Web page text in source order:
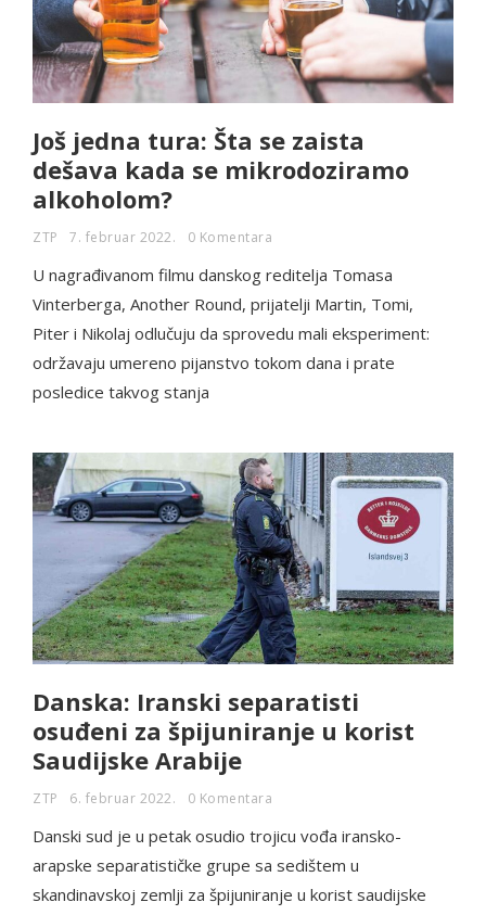
Još jedna tura: Šta se zaista
dešava kada se mikrodoziramo
alkoholom?
ZTP 7. februar 2022. 0 Komentara
U nagrađivanom filmu danskog reditelja Tomasa
Vinterberga, Another Round, prijatelji Martin, Tomi,
Piter i Nikolaj odlučuju da sprovedu mali eksperiment:
održavaju umereno pijanstvo tokom dana i prate
posledice takvog stanja
Danska: Iranski separatisti
osuđeni za špijuniranje u korist
Saudijske Arabije
ZTP 6. februar 2022. 0 Komentara
Danski sud je u petak osudio trojicu vođa iransko-
arapske separatističke grupe sa sedištem u
skandinavskoj zemlji za špijuniranje u korist saudijske